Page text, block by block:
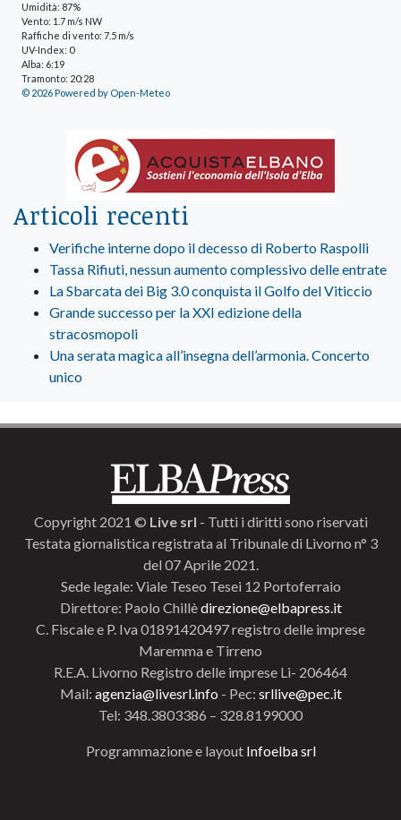
Umidità: 87%
Vento: 1.7 m/s NW
Raffiche di vento: 7.5 m/s
UV-Index: 0
Alba: 6:19
Tramonto: 20:28
© 2026 Powered by Open-Meteo
Articoli recenti
Verifiche interne dopo il decesso di Roberto Raspolli
Tassa Rifiuti, nessun aumento complessivo delle entrate
La Sbarcata dei Big 3.0 conquista il Golfo del Viticcio
Grande successo per la XXI edizione della
stracosmopoli
Una serata magica all’insegna dell’armonia. Concerto
unico
Copyright 2021 © Live srl - Tutti i diritti sono riservati
Testata giornalistica registrata al Tribunale di Livorno n° 3
del 07 Aprile 2021.
Sede legale: Viale Teseo Tesei 12 Portoferraio
Direttore: Paolo Chillèdirezione@elbapress.it
C. Fiscale e P. Iva 01891420497 registro delle imprese
Maremma e Tirreno
R.E.A. Livorno Registro delle imprese Li- 206464
Mail: agenzia@livesrl.info - Pec: srllive@pec.it
Tel: 348.3803386 – 328.8199000
Programmazione e layout Infoelba srl